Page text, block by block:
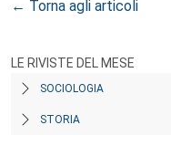
← Torna agli articoli
LE RIVISTE DEL MESE
SOCIOLOGIA
STORIA